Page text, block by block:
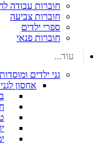
חוברות עבודה
חוברות צביעה
ספרי ילדים
חוברות פנאי
עוד...
גני ילדים
אחסון